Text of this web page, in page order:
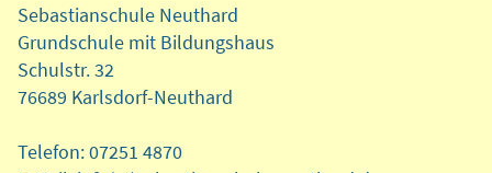
Sebastianschule Neuthard
Grundschule mit Bildungshaus
Schulstr. 32
76689 Karlsdorf-Neuthard
Telefon: 07251 4870